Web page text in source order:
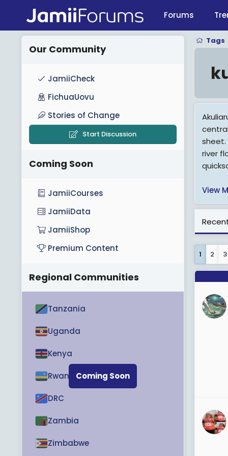
Forums
Tags
sheet.
river
View
1 2 3
Our Community
JamiiCheck
FichuaUovu
Stories of Change
Start Discussion
Coming Soon
JamiiCourses
JamiiData
JamiiShop
Premium Content
Regional Communities
Coming Soon
Tanzania
Uganda
Kenya
Rwanda
DRC
Zambia
Zimbabwe